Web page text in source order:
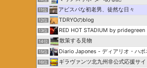
11位 アビスパな初老男、徒然な日々
12位 TDRYOのblog
13位 RED HOT STADIUM by pridegreen
14位 散策する見物
15位 Diario Japones - ディアリオ・ハポ
16位 ギラヴァンツ北九州非公式応援サ